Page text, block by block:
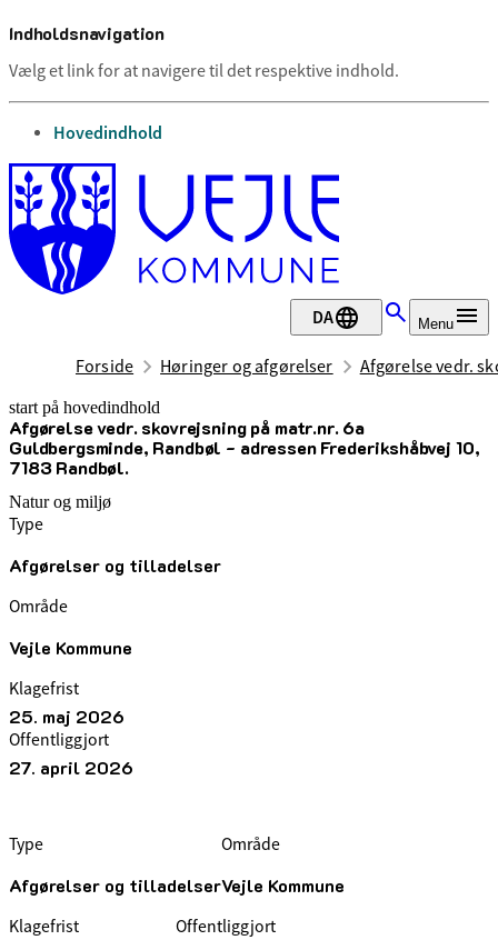
Indholdsnavigation
Vælg et link for at navigere til det respektive indhold.
gå til
Hovedindhold
DA Menu
Forside Høringer og afgørelser Afgørelse vedr.
start på hovedindhold
Afgørelse vedr. skovrejsning på matr.nr. 6a
Guldbergsminde, Randbøl - adressen Frederikshåbvej 10,
7183 Randbøl.
senest opdateret 27. april 2026
Natur og miljø
Type
Afgørelser og tilladelser
Område
Vejle Kommune
Klagefrist
25. maj 2026
Offentliggjort
27. april 2026
Type
Afgørelser og tilladelser
Område
Vejle Kommune
Klagefrist Offentliggjort